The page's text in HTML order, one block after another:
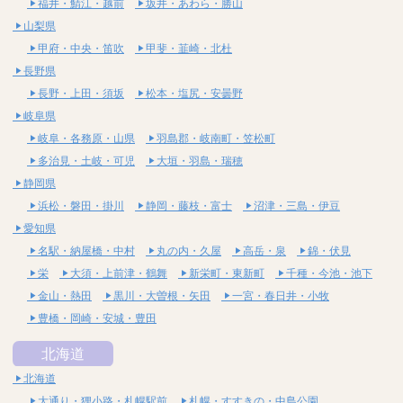
福井・鯖江・越前
坂井・あわら・勝山
山梨県
甲府・中央・笛吹
甲斐・韮崎・北杜
長野県
長野・上田・須坂
松本・塩尻・安曇野
岐阜県
岐阜・各務原・山県
羽島郡・岐南町・笠松町
多治見・土岐・可児
大垣・羽島・瑞穂
静岡県
浜松・磐田・掛川
静岡・藤枝・富士
沼津・三島・伊豆
愛知県
名駅・納屋橋・中村
丸の内・久屋 高岳・泉
錦・伏見
栄
大須・上前津・鶴舞 新栄町・東新町
千種・今池・池下
金山・熱田
黒川・大曽根・矢田
一宮・春日井・小牧
豊橋・岡崎・安城・豊田
北海道
北海道
大通り・狸小路・札幌駅前
札幌・すすきの・中島公園